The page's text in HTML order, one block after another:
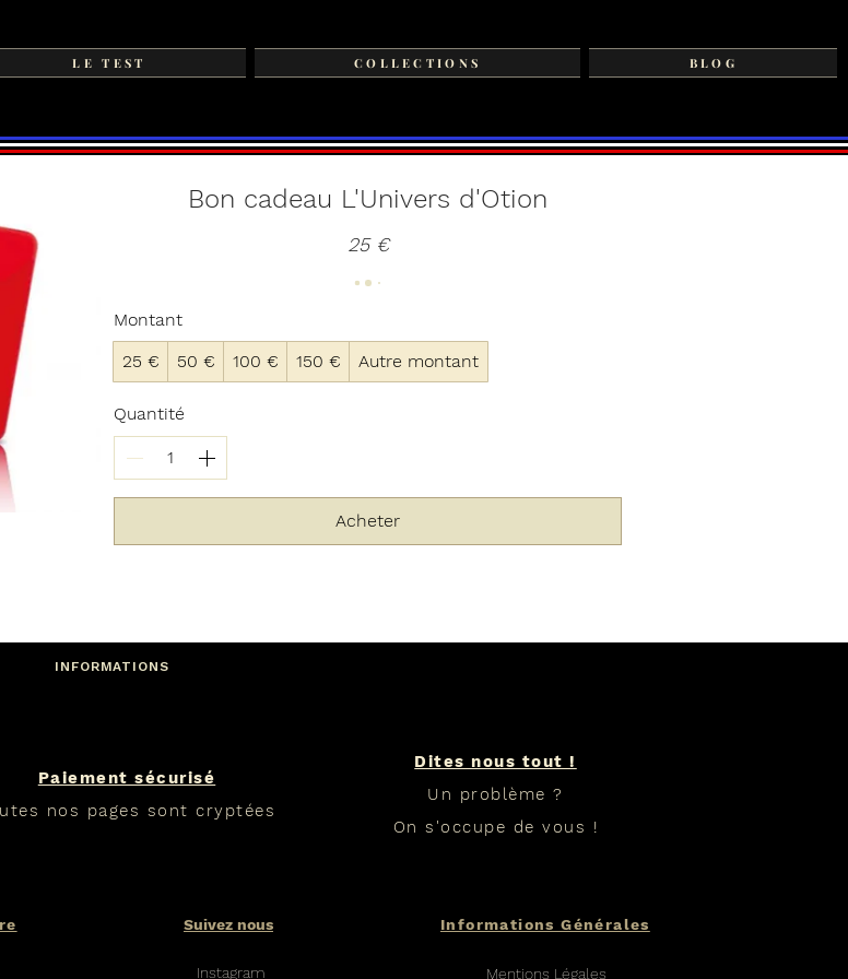
LE TEST COLLECTIONS BLOG
Bon cadeau L'Univers d'Otion
25 €
Montant
25 €
50 € 100 € 150 € Autre montant
Quantité
Acheter
INFORMATIONS
Paiement sécurisé
nos pages sont cryptées
Suivez nous
Instagram
Dites nous tout !
Un problème ?
On s'occupe de vous !
Informations Générales
Mentions Légales